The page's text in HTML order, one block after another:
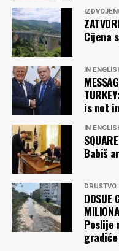
Cijena
IN
is not
IN
Babiš
DRUŠTVO
DOSIJE
Poslije